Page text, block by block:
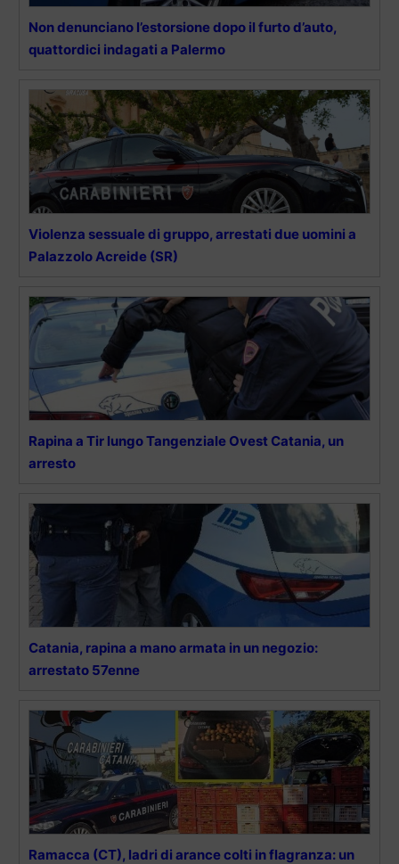
Non denunciano l’estorsione dopo il furto d’auto,
quattordici indagati a Palermo
Violenza sessuale di gruppo, arrestati due uomini a
Palazzolo Acreide (SR)
Rapina a Tir lungo Tangenziale Ovest Catania, un
arresto
Catania, rapina a mano armata in un negozio:
arrestato 57enne
Ramacca (CT), ladri di arance colti in flagranza: un